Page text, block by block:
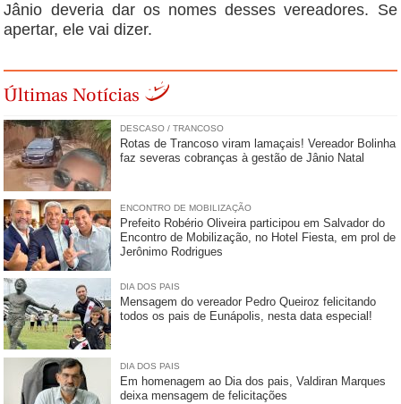
Jânio deveria dar os nomes desses vereadores. Se
apertar, ele vai dizer.
Últimas Notícias
DESCASO / TRANCOSO
Rotas de Trancoso viram lamaçais! Vereador Bolinha
faz severas cobranças à gestão de Jânio Natal
ENCONTRO DE MOBILIZAÇÃO
Prefeito Robério Oliveira participou em Salvador do
Encontro de Mobilização, no Hotel Fiesta, em prol de
Jerônimo Rodrigues
DIA DOS PAIS
Mensagem do vereador Pedro Queiroz felicitando
todos os pais de Eunápolis, nesta data especial!
DIA DOS PAIS
Em homenagem ao Dia dos pais, Valdiran Marques
deixa mensagem de felicitações